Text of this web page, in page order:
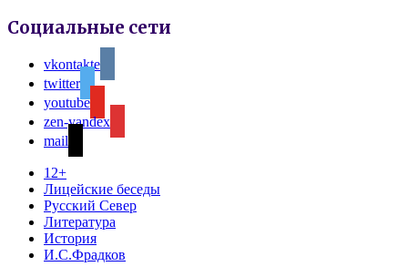
Социальные сети
vkontakte
twitter
youtube
zen-yandex
mail
12+
Лицейские беседы
Русский Север
Литература
История
И.С.Фрадков